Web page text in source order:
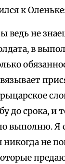
к
ведь не
в
до срока, и
выполню. Я
никогда не